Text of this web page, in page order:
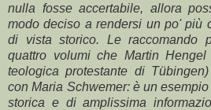
nulla fosse accertabile, allora
modo deciso a rendersi un po' più
di vista storico. Le raccomando
quattro volumi che Martin
teologica protestante di
con Maria Schwemer: è un
storica e di amplissima